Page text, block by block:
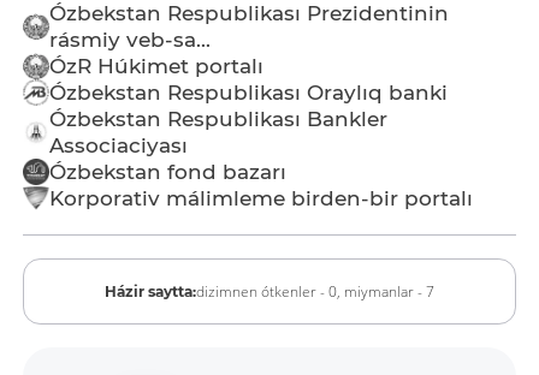
Ózbekstan Respublikası Prezidentinin
rásmiy veb-sa...
ÓzR Húkimet portalı
Ózbekstan Respublikası Oraylıq banki
Ózbekstan Respublikası Bankler
Associaciyası
Ózbekstan fond bazarı
Korporativ málimleme birden-bir portalı
Házir saytta:dizimnen ótkenler - 0, miymanlar - 7